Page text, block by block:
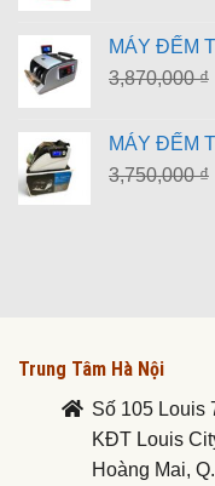
MÁY ĐẾM
3,870,000₫
MÁY ĐẾM
3,750,000₫
Trung Tâm Hà Nội
Số 105 Louis
KĐT Louis
Hoàng Mai, Q.